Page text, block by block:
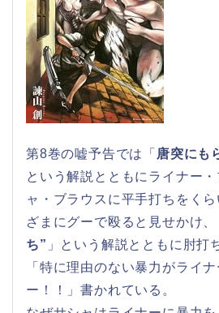
第8巻の嘘予告では「 唐突にも
という解説とともにライナー
ャ・ブラウスに平手打ちをく
ざまにグーで殴ると見せかけ
ち” 」という解説とともに肘打
「特に理由のない暴力がライ
ー！！」書かれている。